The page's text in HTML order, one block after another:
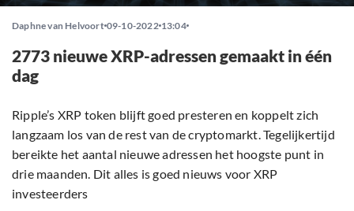
Daphne van Helvoort 09-10-2022 13:04
2773 nieuwe XRP-adressen gemaakt in één
dag
Ripple’s XRP token blijft goed presteren en koppelt zich
langzaam los van de rest van de cryptomarkt. Tegelijkertijd
bereikte het aantal nieuwe adressen het hoogste punt in
drie maanden. Dit alles is goed nieuws voor XRP
investeerders